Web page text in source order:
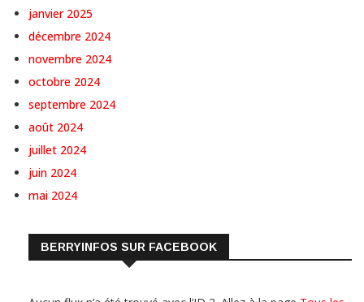
janvier 2025
décembre 2024
novembre 2024
octobre 2024
septembre 2024
août 2024
juillet 2024
juin 2024
mai 2024
BERRYINFOS SUR FACEBOOK